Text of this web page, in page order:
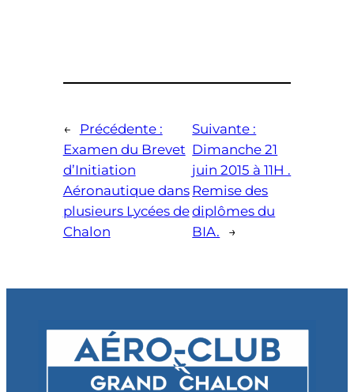
←
Précédente :
Examen du Brevet
d’Initiation
Aéronautique dans
plusieurs Lycées de
Chalon
Suivante :
Dimanche 21
juin 2015 à 11H .
Remise des
diplômes du
BIA.
→